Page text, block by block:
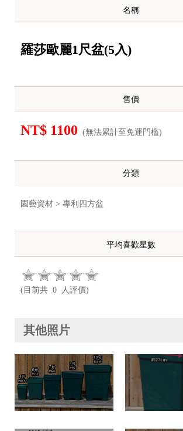
名稱
羅莎歐麗1尺盆(5入)
售價
NT$ 1100 (無法累計至免運門檻)
分類
園藝資材 > 專利四方盆
平均喜歡星數
(目前共 0 人評價)
其他照片